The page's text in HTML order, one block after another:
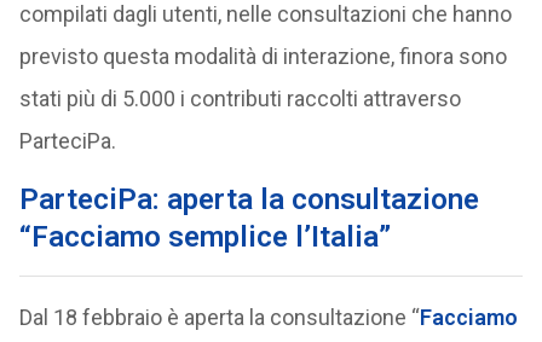
compilati dagli utenti, nelle consultazioni che hanno
previsto questa modalità di interazione, finora sono
stati più di 5.000 i contributi raccolti attraverso
ParteciPa.
ParteciPa: aperta la consultazione
“Facciamo semplice l’Italia”
Dal 18 febbraio è aperta la consultazione “Facciamo